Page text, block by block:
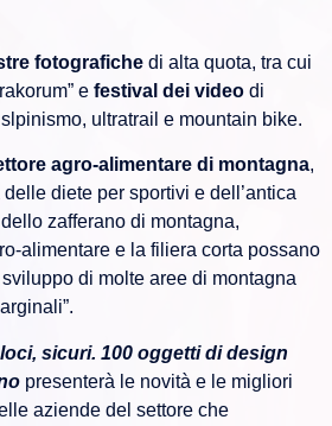
fotografiche di alta quota, tra cui
e festival dei video di
ultratrail e mountain bike.
agro-alimentare di montagna,
diete per sportivi e dell’antica
zafferano di montagna,
alimentare e la filiera corta possano
di molte aree di montagna
sicuri. 100 oggetti di design
presenterà le novità e le migliori
aziende del settore che